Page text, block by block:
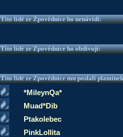
Tito lidé ze Zpovědnice ho nenávidí:
Tito lidé ze Zpovědnice ho obdivují:
Tito lidé ze Zpovědnice mu poslali
*MileynQa*
Muad*Dib
Ptakolebec
PinkLollita